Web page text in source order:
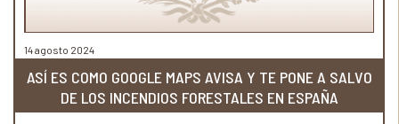
14 agosto 2024
ASÍ ES COMO GOOGLE MAPS AVISA Y TE PONE A SALVO
DE LOS INCENDIOS FORESTALES EN ESPAÑA